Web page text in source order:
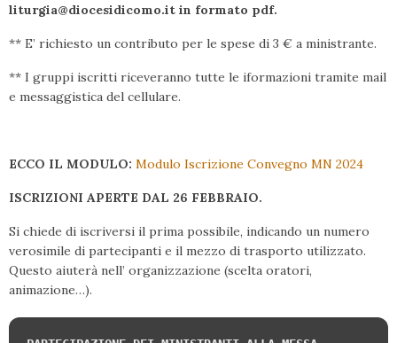
liturgia@diocesidicomo.it in formato pdf.
** E’ richiesto un contributo per le spese di 3 € a ministrante.
** I gruppi iscritti riceveranno tutte le iformazioni tramite mail
e messaggistica del cellulare.
ECCO IL MODULO: Modulo Iscrizione Convegno MN 2024
ISCRIZIONI APERTE DAL 26 FEBBRAIO.
Si chiede di iscriversi il prima possibile, indicando un numero
verosimile di partecipanti e il mezzo di trasporto utilizzato.
Questo aiuterà nell’ organizzazione (scelta oratori,
animazione…).